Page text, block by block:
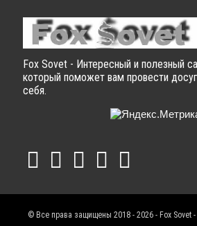
Fox Sovet - Интересный и полезный
который поможет вам провести
себя.
© Все права защищены 2018 - 2026 - Fox Sovet -